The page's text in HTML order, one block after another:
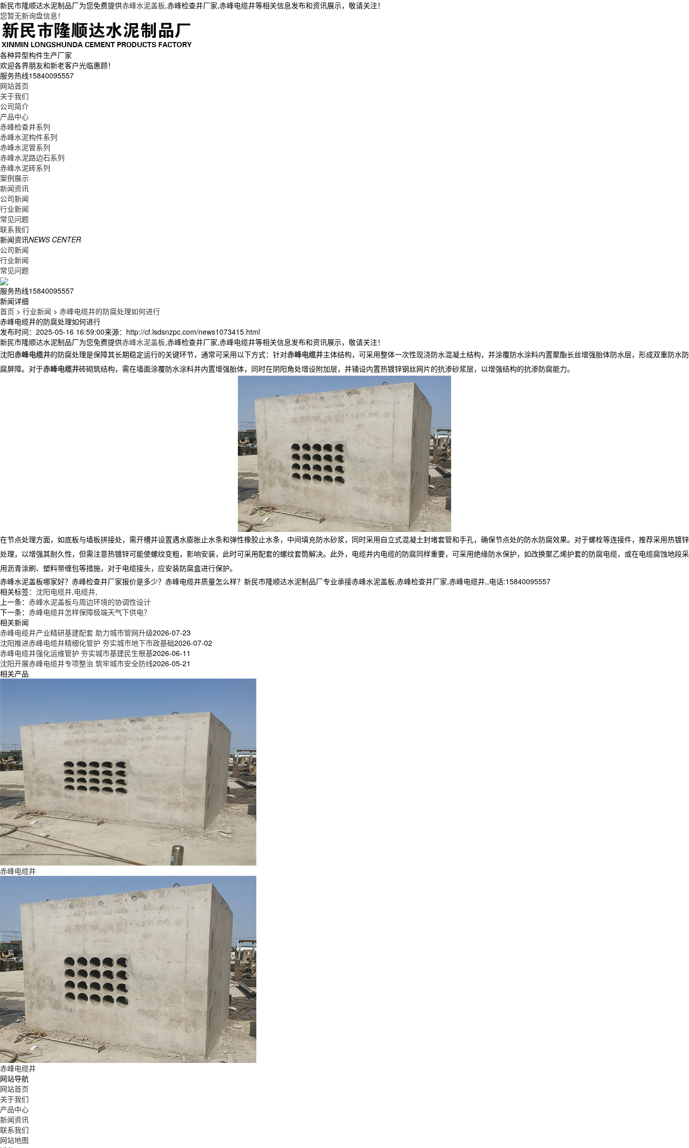
新民市隆顺达水泥制品厂为您免费提供赤峰水泥盖板,赤峰检查井厂家,赤峰电缆井等相关信息发布和资讯展示，敬请关注！
您暂无新询盘信息！
各种异型构件生产厂家
欢迎各界朋友和新老客户光临惠顾！
服务热线15840095557
网站首页
关于我们
公司简介
产品中心
赤峰检查井系列
赤峰水泥构件系列
赤峰水泥管系列
赤峰水泥路边石系列
赤峰水泥砖系列
案例展示
新闻资讯
公司新闻
行业新闻
常见问题
联系我们
新闻资讯NEWS CENTER
公司新闻
行业新闻
常见问题
服务热线15840095557
新闻详细
首页 > 行业新闻 > 赤峰电缆井的防腐处理如何进行
赤峰电缆井的防腐处理如何进行
发布时间：2025-05-16 16:59:00来源：http://cf.lsdsnzpc.com/news1073415.html
新民市隆顺达水泥制品厂为您免费提供赤峰水泥盖板,赤峰检查井厂家,赤峰电缆井等相关信息发布和资讯展示，敬请关注！
沈阳赤峰电缆井的防腐处理是保障其长期稳定运行的关键环节，通常可采用以下方式：针对赤峰电缆井主体结构，可采用整体一次性现浇防水混凝土结构，并涂覆防水涂料内置聚酯长丝增强胎体防水层，形成双重防水防
腐屏障。对于赤峰电缆井砖砌筑结构，需在墙面涂覆防水涂料并内置增强胎体，同时在阴阳角处增设附加层，并铺设内置热镀锌钢丝网片的抗渗砂浆层，以增强结构的抗渗防腐能力。
在节点处理方面，如底板与墙板拼接处，需开槽并设置遇水膨胀止水条和弹性橡胶止水条，中间填充防水砂浆，同时采用自立式混凝土封堵套管和手孔，确保节点处的防水防腐效果。对于螺栓等连接件，推荐采用热镀锌
处理，以增强其耐久性，但需注意热镀锌可能使螺纹变粗，影响安装，此时可采用配套的螺纹套筒解决。此外， 电缆井内电缆的防腐同样重要，可采用绝缘防水保护，如改换聚乙烯护套的防腐电缆，或在电缆腐蚀地段采
用沥青涂刷、塑料带缠包等措施，对于电缆接头，应安装防腐盒进行保护。
赤峰水泥盖板哪家好？赤峰检查井厂家报价是多少？赤峰电缆井质量怎么样？新民市隆顺达水泥制品厂专业承接赤峰水泥盖板,赤峰检查井厂家,赤峰电缆井,,电话:15840095557
相关标签： 沈阳电缆井,电缆井,
上一条： 赤峰水泥盖板与周边环境的协调性设计
下一条： 赤峰电缆井怎样保障极端天气下供电？
相关新闻
赤峰电缆井产业精研基建配套 助力城市管网升级2026-07-23
沈阳推进赤峰电缆井精细化管护 夯实城市地下市政基础2026-07-02
赤峰电缆井强化运维管护 夯实城市基建民生根基2026-06-11
沈阳开展赤峰电缆井专项整治 筑牢城市安全防线2026-05-21
相关产品
赤峰电缆井
赤峰电缆井
网站导航
网站首页
关于我们
产品中心
新闻资讯
联系我们
网站地图